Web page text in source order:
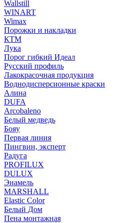
Wallstill
WINART
Wimax
Порожки и накладки
КТМ
Лука
Порог гибкий Идеал
Русский профиль
Лакокрасочная продукция
Воднодисперсионные краски
Алина
DUFA
Arcobaleno
Белый медведь
Бояу
Первая линия
Пингвин, эксперт
Радуга
PROFILUX
DULUX
Энамель
MARSHALL
Elastic Color
Белый Дом
Пена монтажная